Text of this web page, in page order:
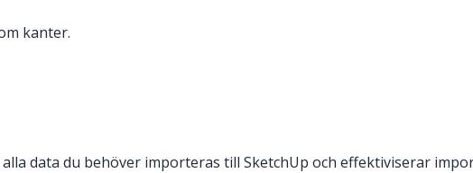
kanter.
data du behöver importeras till SketchUp och effektiviserar